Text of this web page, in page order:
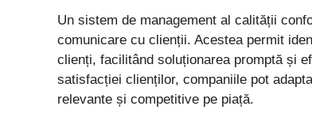
Un sistem de management al calității
comunicare cu clienții. Acestea permit
clienți, facilitând soluționarea promptă și
satisfacției clienților, companiile pot
relevante și competitive pe piață.